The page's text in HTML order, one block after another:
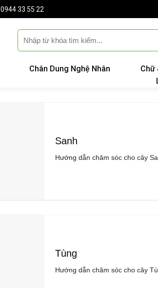
0944 33 55 22
Chân Dung Nghệ Nhân Chữ
Sanh
Hướng dẫn chăm sóc cho cây
Tùng
Hướng dẫn chăm sóc cho cây